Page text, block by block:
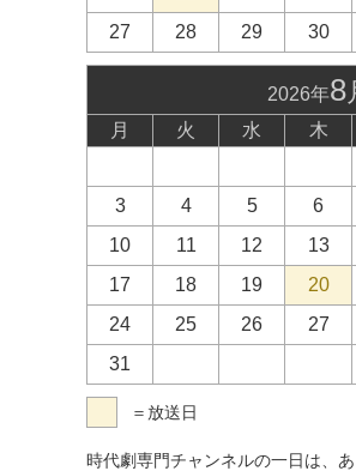
27
28 29 30
2026年8
月 火 水 木
3
4 5 6
10
11 12 13
17
18 19 20
24
25 26 27
31
＝放送日
時代劇専門チャンネルの一日は、